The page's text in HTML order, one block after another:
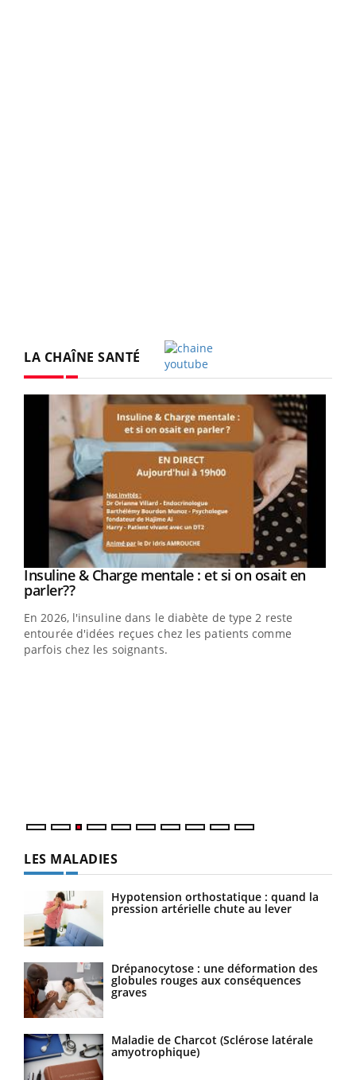
LA CHAÎNE SANTÉ
Youtube
Insuline & Charge mentale : et si on osait en
parler??Youtube
En 2026, l'insuline dans le diabète de type 2 reste
entourée d'idées reçues chez les patients comme
parfois chez les soignants.
LES MALADIES
Hypotension orthostatique : quand la
pression artérielle chute au lever
Drépanocytose : une déformation des
globules rouges aux conséquences
graves
Maladie de Charcot (Sclérose latérale
amyotrophique)